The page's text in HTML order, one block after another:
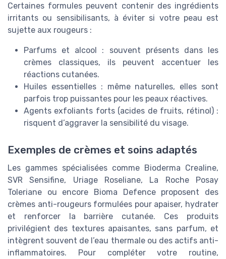
Certaines formules peuvent contenir des ingrédients
irritants ou sensibilisants, à éviter si votre peau est
sujette aux rougeurs :
Parfums et alcool : souvent présents dans les
crèmes classiques, ils peuvent accentuer les
réactions cutanées.
Huiles essentielles : même naturelles, elles sont
parfois trop puissantes pour les peaux réactives.
Agents exfoliants forts (acides de fruits, rétinol) :
risquent d’aggraver la sensibilité du visage.
Exemples de crèmes et soins adaptés
Les gammes spécialisées comme Bioderma Crealine,
SVR Sensifine, Uriage Roseliane, La Roche Posay
Toleriane ou encore Bioma Defence proposent des
crèmes anti-rougeurs formulées pour apaiser, hydrater
et renforcer la barrière cutanée. Ces produits
privilégient des textures apaisantes, sans parfum, et
intègrent souvent de l’eau thermale ou des actifs anti-
inflammatoires. Pour compléter votre routine,